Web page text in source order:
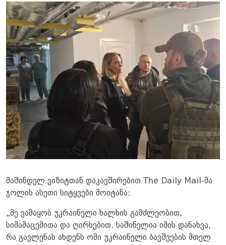
მაშინდელ ვიზიტთან დაკავშირებით The Daily Mail-მა
ჯოლის ასეთი სიტყვები მოიტანა:
„მე ვამაყობ უკრაინელი ხალხის გამძლეობით,
სიმამაცემითა და ღირსებით. საშინელია იმის დანახვა,
რა გავლენას ახდენს ომი უკრაინელი ბავშვების მთელ